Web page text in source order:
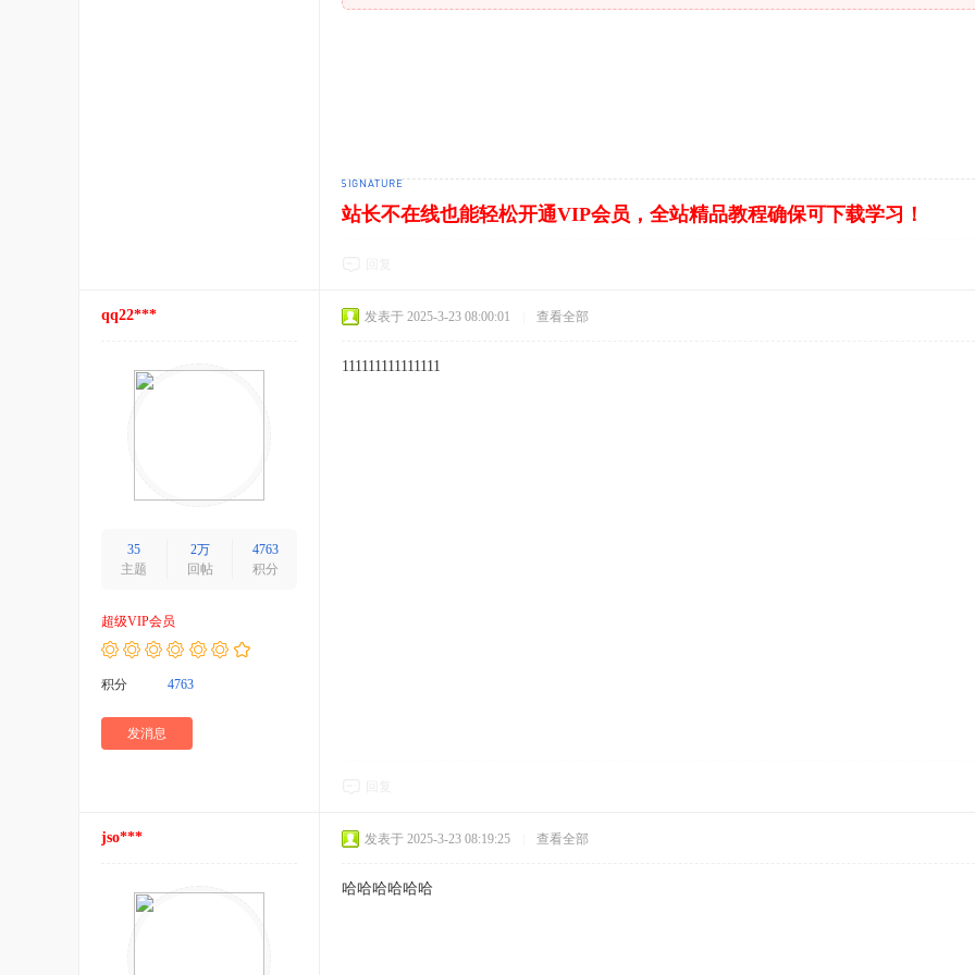
站长不在线也能轻松开通VIP会员，全站精品教程确保可下载学习！
qq22***
35
主题
2万
回帖
4763
积分
超级VIP会员
积分 4763
发消息
发表于 2025-3-23 08:00:01 查看全部
111111111111111
jso*** 发表于 2025-3-23 08:19:25 查看全部
哈哈哈哈哈哈